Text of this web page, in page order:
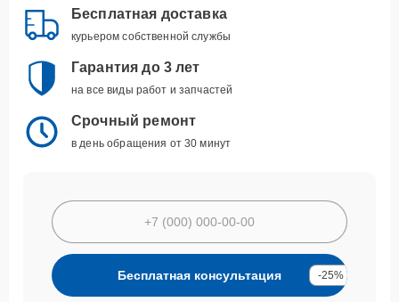
Бесплатная доставка
курьером собственной службы
Гарантия до 3 лет
на все виды работ и запчастей
Срочный ремонт
в день обращения от 30 минут
Бесплатная консультация -25%